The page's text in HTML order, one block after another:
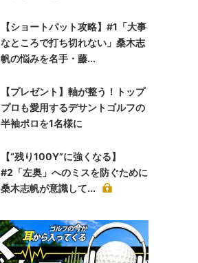
【ショートパット攻略】#1「大事
なところで打ち切れない」桑木志
帆の悩みを名手・藤...
【プレゼント】軸が整う！トップ
プロも愛用するデサントゴルフの
半袖ポロを1名様に
【“残り100Y”に強くなる】
#2「左奥」へのミスを防ぐために
桑木志帆が意識して...